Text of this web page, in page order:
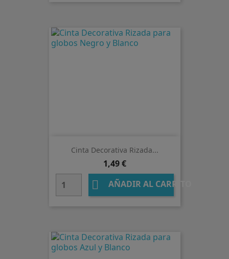
Cinta Decorativa Rizada...
Precio
1,49 €
 AÑADIR AL CARRITO